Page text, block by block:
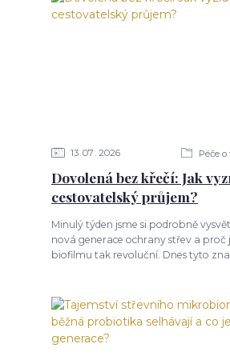
13 07 2026 Péče
Dovolená bez křečí: Jak
cestovatelský průjem?
Minulý týden jsme si podrobně
nová generace ochrany střev a proč
biofilmu tak revoluční. Dnes tyto